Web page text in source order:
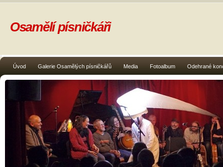
Úvod Galerie Osamělých písničkářů Media Fotoalbum Odehrané
Osamělí písničkáři